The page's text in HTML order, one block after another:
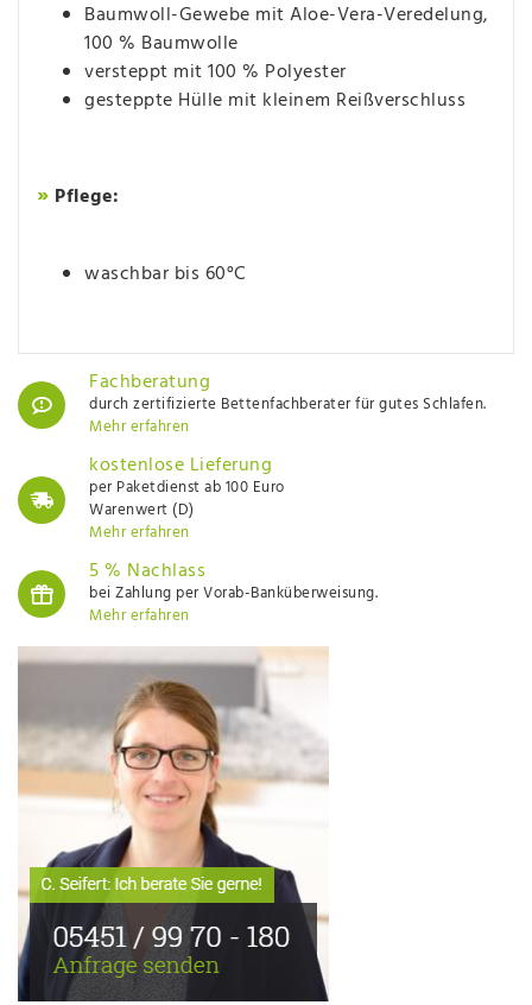
Baumwoll-Gewebe mit Aloe-Vera-Veredelung,
100 % Baumwolle
versteppt mit 100 % Polyester
gesteppte Hülle mit kleinem Reißverschluss
» Pflege:
waschbar bis 60°C
Fachberatung
durch zertifizierte Bettenfachberater für gutes Schlafen.
Mehr erfahren
kostenlose Lieferung
per Paketdienst ab 100 Euro
Warenwert (D)
Mehr erfahren
5 % Nachlass
bei Zahlung per Vorab-Banküberweisung.
Mehr erfahren